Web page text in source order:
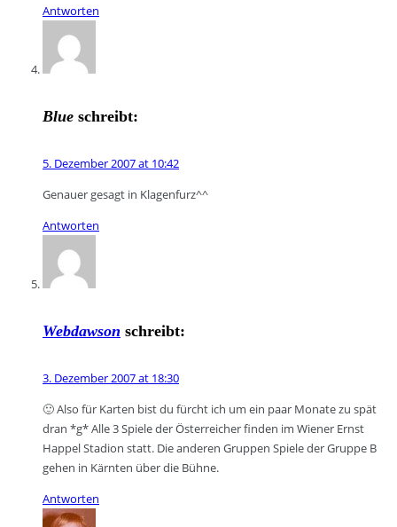
Antworten
Blue schreibt:
5. Dezember 2007 at 10:42
Genauer gesagt in Klagenfurz^^
Antworten
Webdawson schreibt:
3. Dezember 2007 at 18:30
🙂 Also für Karten bist du fürcht ich um ein paar Monate zu spät
dran *g* Alle 3 Spiele der Österreicher finden im Wiener Ernst
Happel Stadion statt. Die anderen Gruppen Spiele der Gruppe B
gehen in Kärnten über die Bühne.
Antworten